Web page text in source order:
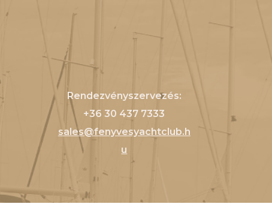
Rendezvényszervezés:
+36 30 437 7333
sales@fenyvesyachtclub.h
u